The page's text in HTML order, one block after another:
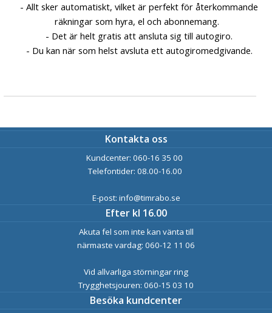
- Allt sker automatiskt, vilket är perfekt för återkommande
räkningar som hyra, el och abonnemang.
- Det är helt gratis att ansluta sig till autogiro.
- Du kan när som helst avsluta ett autogiromedgivande.
Kontakta oss
Kundcenter: 060-16 35 00
Telefontider: 08.00-16.00
E-post: info@timrabo.se
Efter kl 16.00
Akuta fel som inte kan vänta till
närmaste vardag: 060-12 11 06
Vid allvarliga störningar ring
Trygghetsjouren: 060-15 03 10
Besöka kundcenter